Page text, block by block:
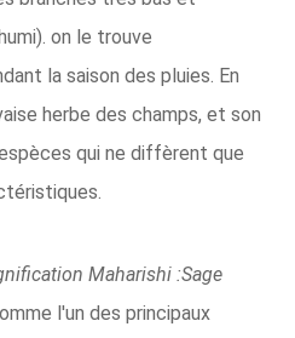
on le trouve
la saison des pluies. En
herbe des champs, et son
qui ne diffèrent que
Maharishi :Sage
l'un des principaux